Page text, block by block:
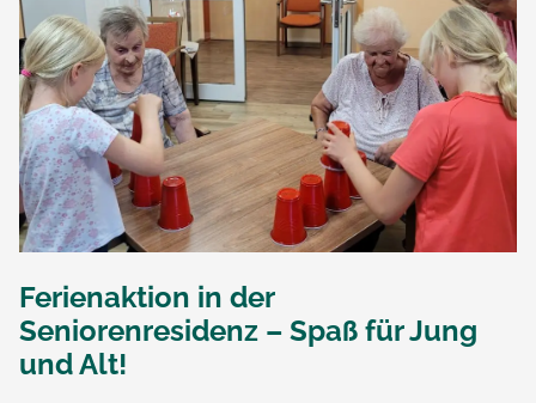
Ferienaktion in der
Seniorenresidenz – Spaß für Jung
und Alt!